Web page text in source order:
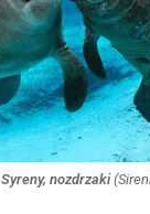
Syreny, nozdrzaki(